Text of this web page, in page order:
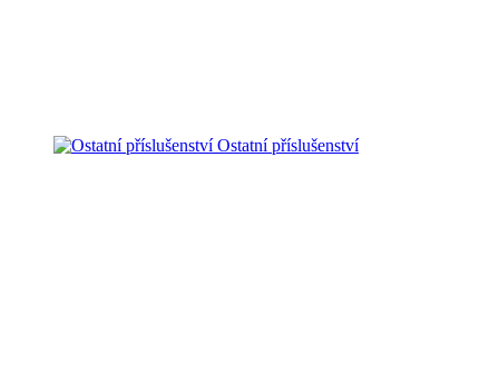
Ostatní příslušenství